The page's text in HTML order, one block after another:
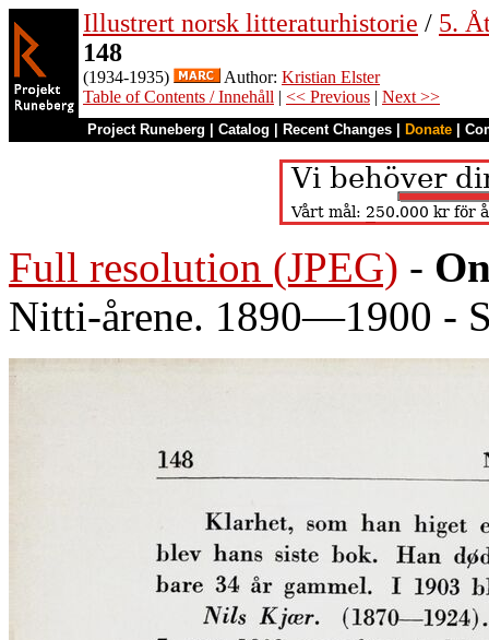
Illustrert norsk litteraturhistorie / 5.
148
(1934-1935) Author: Kristian Elster
Table of Contents / Innehåll | << Previous | Next >>
Project Runeberg Catalog Recent Changes Donate
Full resolution (JPEG) -
Nitti-årene. 1890—1900 -